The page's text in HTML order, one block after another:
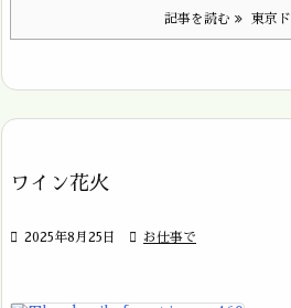
記事を読む 東京ド
ワイン花火
 2025年8月25日  お仕事で